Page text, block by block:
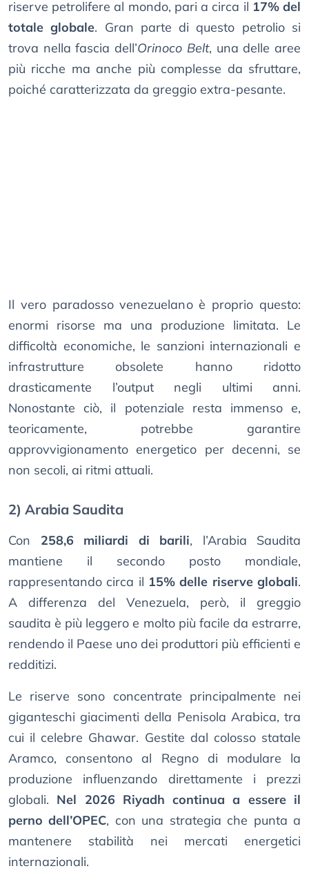
riserve petrolifere al mondo, pari a circa il 17% del
totale globale. Gran parte di questo petrolio si
trova nella fascia dell’Orinoco Belt, una delle aree
più ricche ma anche più complesse da sfruttare,
poiché caratterizzata da greggio extra-pesante.
Il vero paradosso venezuelano è proprio questo:
enormi risorse ma una produzione limitata. Le
difficoltà economiche, le sanzioni internazionali e
infrastrutture obsolete hanno ridotto
drasticamente l’output negli ultimi anni.
Nonostante ciò, il potenziale resta immenso e,
teoricamente, potrebbe garantire
approvvigionamento energetico per decenni, se
non secoli, ai ritmi attuali.
2) Arabia Saudita
Con 258,6 miliardi di barili, l’Arabia Saudita
mantiene il secondo posto mondiale,
rappresentando circa il 15% delle riserve globali.
A differenza del Venezuela, però, il greggio
saudita è più leggero e molto più facile da estrarre,
rendendo il Paese uno dei produttori più efficienti e
redditizi.
Le riserve sono concentrate principalmente nei
giganteschi giacimenti della Penisola Arabica, tra
cui il celebre Ghawar. Gestite dal colosso statale
Aramco, consentono al Regno di modulare la
produzione influenzando direttamente i prezzi
globali. Nel 2026 Riyadh continua a essere il
perno dell’OPEC, con una strategia che punta a
mantenere stabilità nei mercati energetici
internazionali.